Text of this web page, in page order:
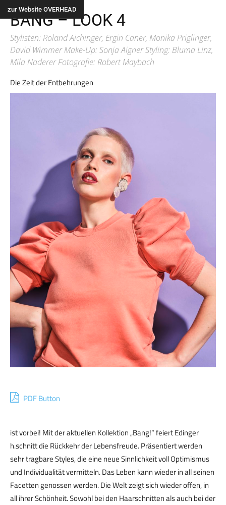
zur Website OVERHEAD
BANG – LOOK 4
Stylisten: Roland Aichinger, Ergin Caner, Monika Priglinger,
David Wimmer Make-Up: Sonja Aigner Styling: Bluma Linz,
Mila Naderer Fotografie: Robert Maybach
PDF Button
Die Zeit der Entbehrungen
ist vorbei! Mit der aktuellen Kollektion „Bang!“ feiert Edinger
h.schnitt die Rückkehr der Lebensfreude. Präsentiert werden
sehr tragbare Styles, die eine neue Sinnlichkeit voll Optimismus
und Individualität vermitteln. Das Leben kann wieder in all seinen
Facetten genossen werden. Die Welt zeigt sich wieder offen, in
all ihrer Schönheit. Sowohl bei den Haarschnitten als auch bei der